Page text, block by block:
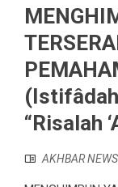
“Risalah
AKHBAR